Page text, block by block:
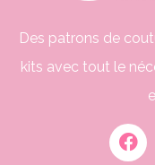
Des patrons de
kits avec tout le